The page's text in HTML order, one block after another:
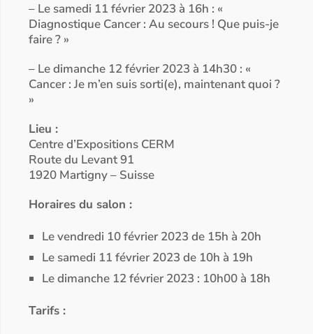
– Le samedi 11 février 2023 à 16h : «
Diagnostique Cancer : Au secours ! Que puis-je
faire ? »
– Le dimanche 12 février 2023 à 14h30 : «
Cancer : Je m’en suis sorti(e), maintenant quoi ?
»
Lieu :
Centre d’Expositions CERM
Route du Levant 91
1920 Martigny – Suisse
Horaires du salon :
Le vendredi 10 février 2023 de 15h à 20h
Le samedi 11 février 2023 de 10h à 19h
Le dimanche 12 février 2023 : 10h00 à 18h
Tarifs :